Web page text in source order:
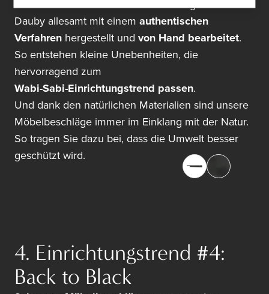
Noch dazu werden die Möbelbeschläge von
Dauby allesamt mit einem authentischen
Verfahren hergestellt und von Hand bearbeitet.
So entstehen kleine Unebenheiten, die
hervorragend zum
Wabi-Sabi-Einrichtungstrend passen.
Und dank den natürlichen Materialien sind unsere
Möbelbeschläge immer im Einklang mit der Natur.
So tragen Sie dazu bei, dass die Umwelt besser
geschützt wird.
4. Einrichtungstrend #4:
Back to Black